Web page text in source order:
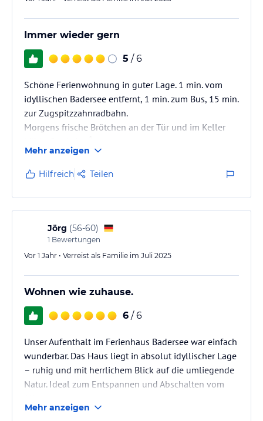
Immer wieder gern
5 / 6
Schöne Ferienwohnung in guter Lage. 1 min. vom
idyllischen Badersee entfernt, 1 min. zum Bus, 15 min.
zur Zugspitzzahnradbahn.
Morgens frische Brötchen an der Tür und im Keller
Mehr anzeigen
Hilfreich Teilen
Jörg (56-60)
1 Bewertungen
Vor 1 Jahr • Verreist als Familie im Juli 2025
Wohnen wie zuhause.
6 / 6
Unser Aufenthalt im Ferienhaus Badersee war einfach
wunderbar. Das Haus liegt in absolut idyllischer Lage
– ruhig und mit herrlichem Blick auf die umliegende
Natur. Ideal zum Entspannen und Abschalten vom
Mehr anzeigen